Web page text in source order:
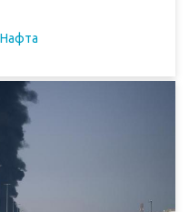
Нафта